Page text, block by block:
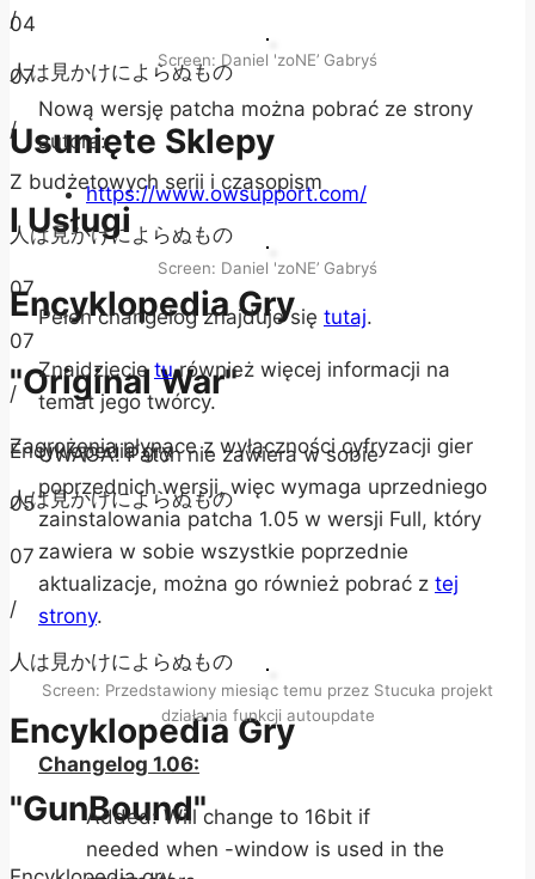
/
人は見かけによらぬもの
Usunięte Sklepy
I Usługi
07
07
/
Zagrożenia płynące z wyłączności cyfryzacji gier
人は見かけによらぬもの
04
07
/
Z budżetowych serii i czasopism
人は見かけによらぬもの
Encyklopedia Gry
"Original War"
Encyklopedia gry
05
07
/
人は見かけによらぬもの
Encyklopedia Gry
"GunBound"
Screen: Daniel 'zoNE’ Gabryś
Nową wersję patcha można pobrać ze strony
autora:
https://www.owsupport.com/
Screen: Daniel 'zoNE’ Gabryś
Pełen changelog znajduje się tutaj.
Znajdziecie turównież więcej informacji na
temat jego twórcy.
UWAGA! Patch nie zawiera w sobie
poprzednich wersji, więc wymaga uprzedniego
zainstalowania patcha 1.05 w wersji Full, który
zawiera w sobie wszystkie poprzednie
aktualizacje, można go również pobrać z tej
strony.
Screen: Przedstawiony miesiąc temu przez Stucuka projekt
działania funkcji autoupdate
Changelog 1.06:
Added: Will change to 16bit if
needed when -window is used in the